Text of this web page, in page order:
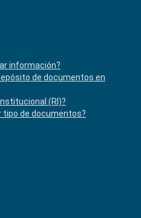
información?
de documentos en
(RI)?
tipo de documentos?